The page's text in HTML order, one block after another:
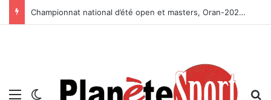
Championnat national d’été open et masters, Oran-2026 — Le CRB s’adjuge le titre
Menu Switch skin